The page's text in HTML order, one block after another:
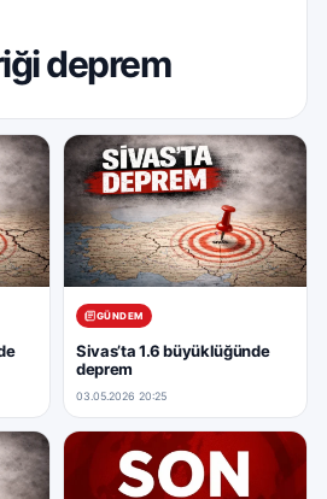
deprem
GÜNDEM
Sivas’ta 1.6 büyüklüğünde
deprem
03.05.2026 20:25